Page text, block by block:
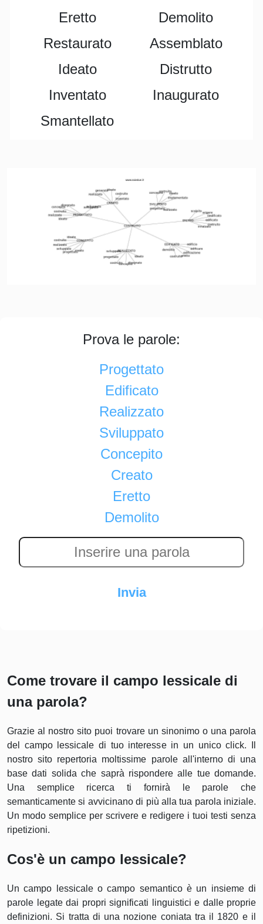
Eretto
Demolito
Restaurato
Assemblato
Ideato
Distrutto
Inventato
Inaugurato
Smantellato
Prova le parole:
Progettato
Edificato
Realizzato
Sviluppato
Concepito
Creato
Eretto
Demolito
Come trovare il campo lessicale di
una parola?
Grazie al nostro sito puoi trovare un sinonimo o una parola
del campo lessicale di tuo interesse in un unico click. Il
nostro sito repertoria moltissime parole all'interno di una
base dati solida che saprà rispondere alle tue domande.
Una semplice ricerca ti fornirà le parole che
semanticamente si avvicinano di più alla tua parola iniziale.
Un modo semplice per scrivere e redigere i tuoi testi senza
ripetizioni.
Cos'è un campo lessicale?
Un campo lessicale o campo semantico è un insieme di
parole legate dai propri significati linguistici e dalle proprie
definizioni. Si tratta di una nozione coniata tra il 1820 e il